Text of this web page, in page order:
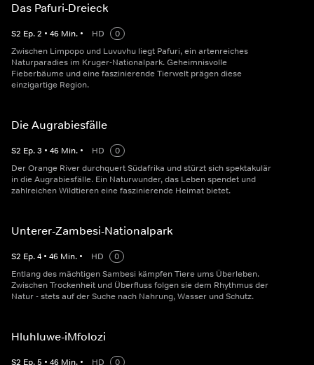
Das Pafuri-Dreieck
S2 Ep.2 • 46 Min. • HD
0
Zwischen Limpopo und Luvuvhu liegt Pafuri, ein artenreiches
Naturparadies im Kruger-Nationalpark. Geheimnisvolle
Fieberbäume und eine faszinierende Tierwelt prägen diese
einzigartige Region.
Die Augrabiesfälle
S2 Ep.3 • 46 Min. • HD
0
Der Orange River durchquert Südafrika und stürzt sich spektakulär
in die Augrabiesfälle. Ein Naturwunder, das Leben spendet und
zahlreichen Wildtieren eine faszinierende Heimat bietet.
Unterer-Zambesi-Nationalpark
S2 Ep.4 • 46 Min. • HD
0
Entlang des mächtigen Sambesi kämpfen Tiere ums Überleben.
Zwischen Trockenheit und Überfluss folgen sie dem Rhythmus der
Natur - stets auf der Suche nach Nahrung, Wasser und Schutz.
Hluhluwe-iMfolozi
S2 Ep.5 • 46 Min. • HD
0